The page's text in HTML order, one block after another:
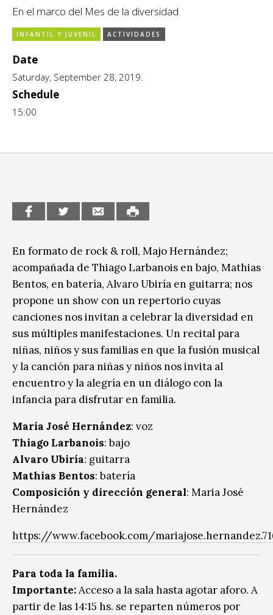
CCE en el interior/libros
Espacio itinerante de lectura infantil
Género y Diversidad
Infantil y Juvenil
Sin categoría
En el marco del Mes de la diversidad
INFANTIL Y JUVENIL ACTIVIDADES
Date
Saturday, September 28, 2019.
Schedule
15:00
En formato de rock & roll, Majo Hernández;
acompañada de Thiago Larbanois en bajo, Mathias
Bentos, en batería, Alvaro Ubiría en guitarra; nos
propone un show con un repertorio cuyas
canciones nos invitan a celebrar la diversidad en
sus múltiples manifestaciones. Un recital para
niñas, niños y sus familias en que la fusión musical
y la canción para niñas y niños nos invita al
encuentro y la alegría en un diálogo con la
infancia para disfrutar en familia.
María José Hernández: voz
Thiago Larbanois: bajo
Alvaro Ubiría: guitarra
Mathias Bentos: batería
Composición y dirección general: Maria José
Hernández
https://www.facebook.com/
Para toda la familia.
Importante:Acceso a la sala hasta agotar aforo. A
partir de las 14:15 hs. se reparten números por